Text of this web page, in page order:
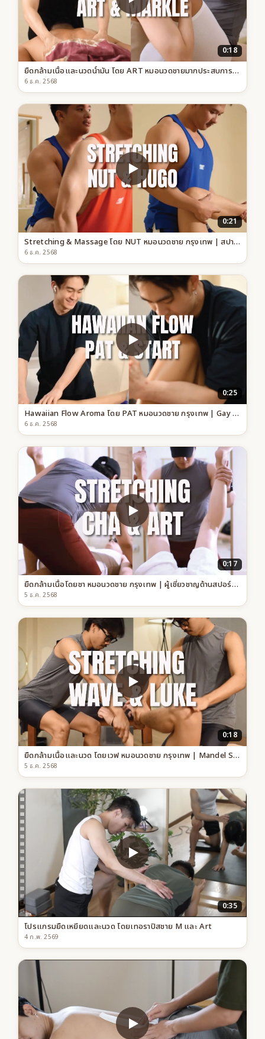
0:18
ยืดกล้ามเนื้อและนวดน้ำมัน โดย ART หมอนวดชายมากประสบการณ์ สปาเกย์เฟรนด์ลี่ ทองหล่อ
6 ธ.ค. 2568
0:21
Stretching & Massage โดย NUT หมอนวดชาย กรุงเทพ | สปาเกย์เฟรนด์ลี่
6 ธ.ค. 2568
0:25
Hawaiian Flow Aroma โดย PAT หมอนวดชาย กรุงเทพ | Gay Friendly Spa
6 ธ.ค. 2568
0:17
ยืดกล้ามเนื้อโดยชา หมอนวดชาย กรุงเทพ | ผู้เชี่ยวชาญด้านสปอร์ตสตรีชชิ่ง | Mandel Spa
5 ธ.ค. 2568
0:18
ยืดกล้ามเนื้อและนวด โดยเวฟ หมอนวดชาย กรุงเทพ | Mandel Spa
5 ธ.ค. 2568
0:35
โปรแกรมยืดเหยียดและนวด โดยเทอราปิสชาย M และ Art
4 ก.พ. 2569